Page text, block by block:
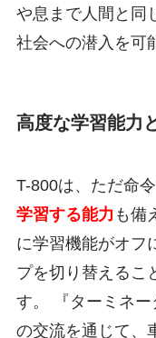
や息まで人間と同
社会への潜入を可
高度な学習能力
T-800は、ただ命
学習する能力 も備
に学習機能がオフ
プを切り替えるこ
す。 『ターミネ
の交流を通じて、